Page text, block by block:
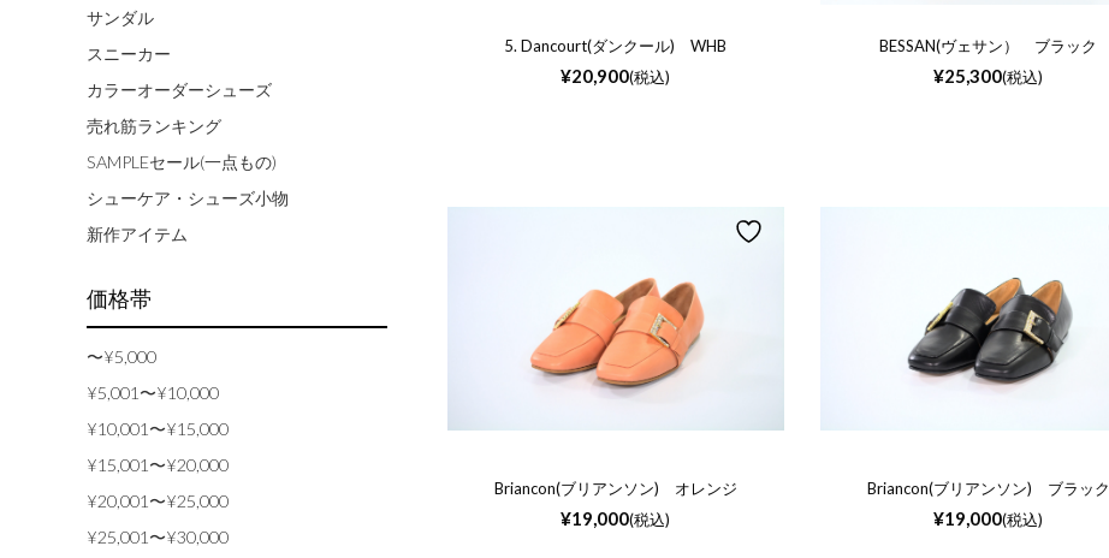
サンダル
スニーカー
カラーオーダーシューズ
売れ筋ランキング
SAMPLEセール(一点もの)
シューケア・シューズ小物
新作アイテム
価格帯
〜¥5,000
¥5,001〜¥10,000
¥10,001〜¥15,000
¥15,001〜¥20,000
¥20,001〜¥25,000
¥25,001〜¥30,000
5. Dancourt(ダンクール) WHB
¥20,900(税込)
BESSAN(ヴェサン） ブラック
¥25,300(税込)
Briancon(ブリアンソン) オレンジ
¥19,000(税込)
Briancon(ブリアンソン) ブラック
¥19,000(税込)